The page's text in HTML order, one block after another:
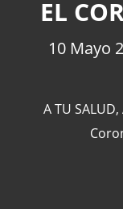
10 Mayo
A TU SALUD,